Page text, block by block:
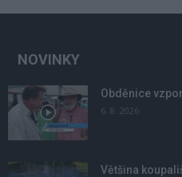
NOVINKY
Obděnice
6. 8. 2026
Většina